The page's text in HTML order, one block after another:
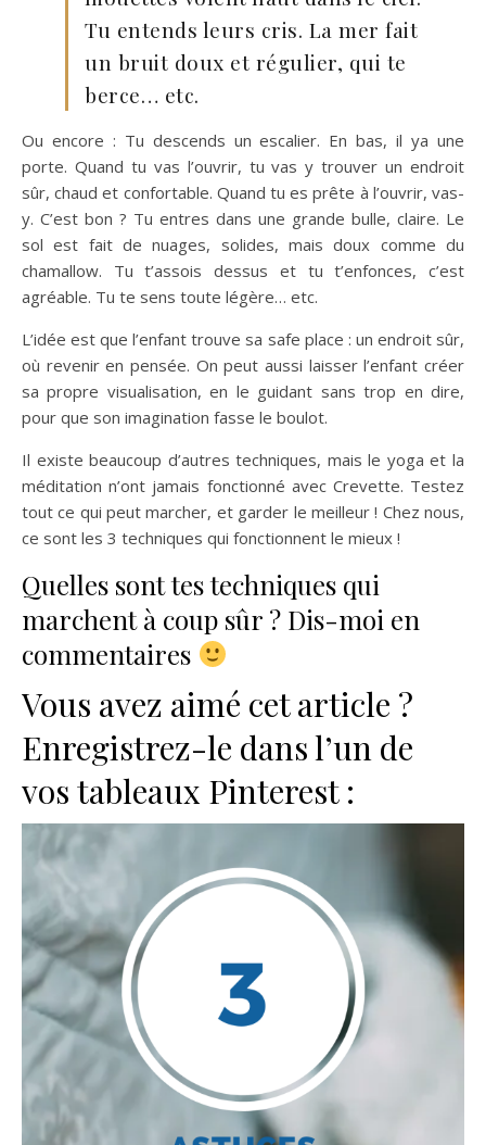
Tu entends leurs cris. La mer fait
un bruit doux et régulier, qui te
berce… etc.
Ou encore : Tu descends un escalier. En bas, il ya une
porte. Quand tu vas l’ouvrir, tu vas y trouver un endroit
sûr, chaud et confortable. Quand tu es prête à l’ouvrir, vas-
y. C’est bon ? Tu entres dans une grande bulle, claire. Le
sol est fait de nuages, solides, mais doux comme du
chamallow. Tu t’assois dessus et tu t’enfonces, c’est
agréable. Tu te sens toute légère… etc.
L’idée est que l’enfant trouve sa safe place : un endroit sûr,
où revenir en pensée. On peut aussi laisser l’enfant créer
sa propre visualisation, en le guidant sans trop en dire,
pour que son imagination fasse le boulot.
Il existe beaucoup d’autres techniques, mais le yoga et la
méditation n’ont jamais fonctionné avec Crevette. Testez
tout ce qui peut marcher, et garder le meilleur ! Chez nous,
ce sont les 3 techniques qui fonctionnent le mieux !
Quelles sont tes techniques qui
marchent à coup sûr ? Dis-moi en
commentaires
Vous avez aimé cet article ?
Enregistrez-le dans l’un de
vos tableaux Pinterest :